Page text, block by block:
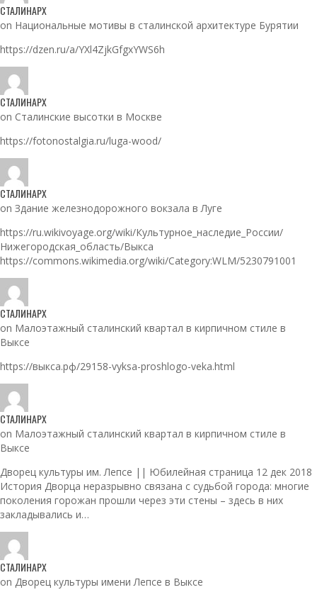
СТАЛИНАРХ
on Национальные мотивы в сталинской архитектуре Бурятии
https://dzen.ru/a/YXl4ZjkGfgxYWS6h
СТАЛИНАРХ
on Сталинские высотки в Москве
https://fotonostalgia.ru/luga-wood/
СТАЛИНАРХ
on Здание железнодорожного вокзала в Луге
https://ru.wikivoyage.org/wiki/Культурное_наследие_России/
Нижегородская_область/Выкса
https://commons.wikimedia.org/wiki/Category:WLM/5230791001
СТАЛИНАРХ
on Малоэтажный сталинский квартал в кирпичном стиле в
Выксе
https://выкса.рф/29158-vyksa-proshlogo-veka.html
СТАЛИНАРХ
on Малоэтажный сталинский квартал в кирпичном стиле в
Выксе
Дворец культуры им. Лепсе || Юбилейная страница 12 дек 2018
История Дворца неразрывно связана с судьбой города: многие
поколения горожан прошли через эти стены – здесь в них
закладывались и…
СТАЛИНАРХ
on Дворец культуры имени Лепсе в Выксе